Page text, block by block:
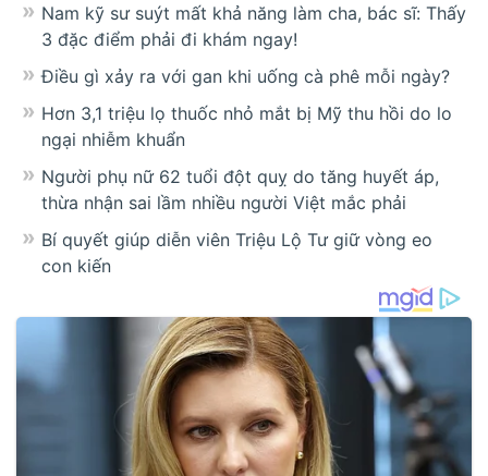
Nam kỹ sư suýt mất khả năng làm cha, bác sĩ: Thấy
3 đặc điểm phải đi khám ngay!
Điều gì xảy ra với gan khi uống cà phê mỗi ngày?
Hơn 3,1 triệu lọ thuốc nhỏ mắt bị Mỹ thu hồi do lo
ngại nhiễm khuẩn
Người phụ nữ 62 tuổi đột quỵ do tăng huyết áp,
thừa nhận sai lầm nhiều người Việt mắc phải
Bí quyết giúp diễn viên Triệu Lộ Tư giữ vòng eo
con kiến